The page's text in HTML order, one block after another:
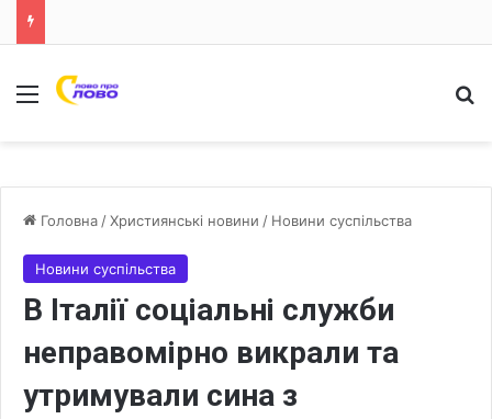
Меню
Головна /Християнські новини / Новини суспільства
Новини суспільства
В Італії соціальні служби
неправомірно викрали та
утримували сина з